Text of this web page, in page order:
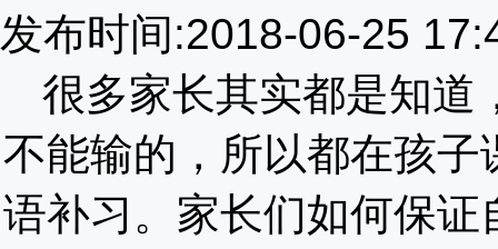
发布时间:2018-06-25
很多家长其实都是知道
不能输的，所以都在孩
语补习。家长们如何保